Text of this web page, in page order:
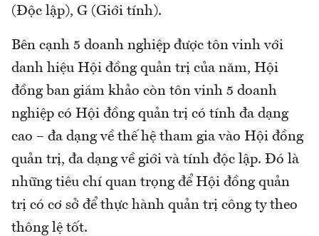
(Độc lập), G (Giới tính).
Bên cạnh 5 doanh nghiệp được tôn vinh với
danh hiệu Hội đồng quản trị của năm, Hội
đồng ban giám khảo còn tôn vinh 5 doanh
nghiệp có Hội đồng quản trị có tính đa dạng
cao – đa dạng về thế hệ tham gia vào Hội đồng
quản trị, đa dạng về giới và tính độc lập. Đó là
những tiêu chí quan trọng để Hội đồng quản
trị có cơ sở để thực hành quản trị công ty theo
thông lệ tốt.